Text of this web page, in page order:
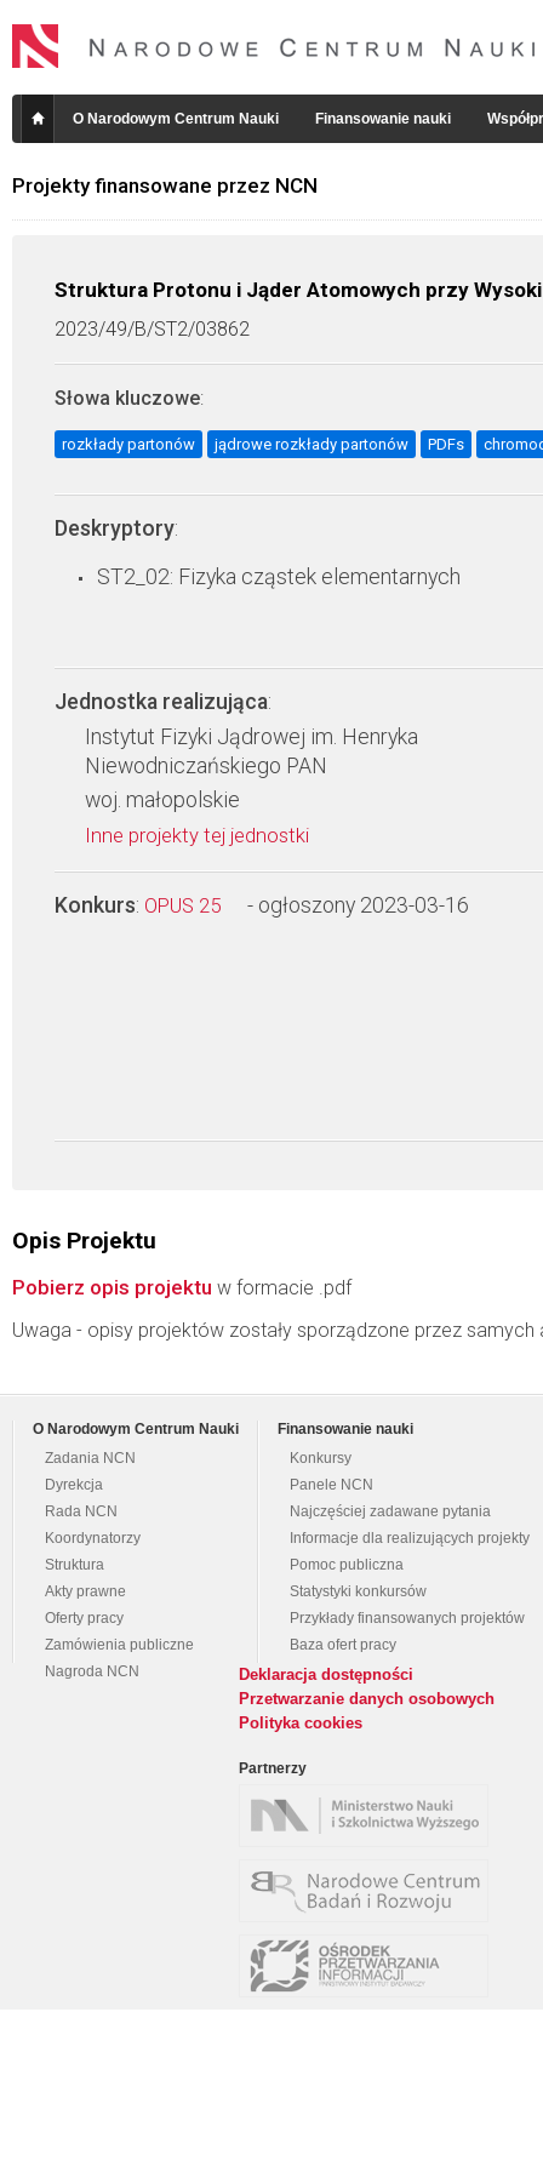
O Narodowym Centrum Nauki Finansowanie nauki
Projekty finansowane przez NCN
Struktura Protonu i Jąder Atomowych przy
2023/49/B/ST2/03862
Słowa kluczowe:
rozkłady partonów jądrowe rozkłady partonów PDFs
Deskryptory:
ST2_02: Fizyka cząstek elementarnych
Jednostka realizująca:
Instytut Fizyki Jądrowej im. Henryka
Niewodniczańskiego PAN
woj. małopolskie
Inne projekty tej jednostki
Konkurs: OPUS 25 - ogłoszony 2023-03-16
Opis Projektu
Pobierz opis projektu w formacie .pdf
Uwaga - opisy projektów zostały sporządzone przez
O Narodowym Centrum Nauki
Zadania NCN
Dyrekcja
Rada NCN
Koordynatorzy
Struktura
Akty prawne
Oferty pracy
Zamówienia publiczne
Nagroda NCN
Finansowanie nauki
Konkursy
Panele NCN
Najczęściej zadawane pytania
Informacje dla realizujących projekty
Pomoc publiczna
Statystyki konkursów
Przykłady finansowanych projektów
Baza ofert pracy
Deklaracja dostępności
Przetwarzanie danych osobowych
Polityka cookies
Partnerzy